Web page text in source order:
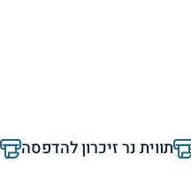
תווית נר זיכרון להדפסה